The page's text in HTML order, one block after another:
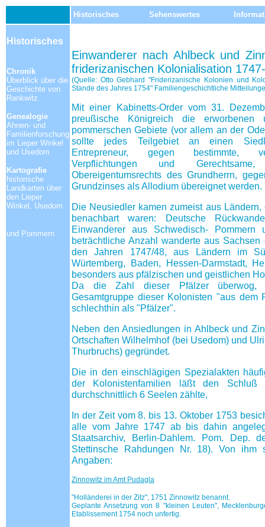
Historisches Sehenswertes
Historisches
Chronik
Überblick über die
Geschichte von
Rankwitz
Genealogie
Ahnen- und
Familienforschung
im Lieper Winkel
und Usedom
Kartografie
historische
Landkarten über
den Lieper
Winkel, Usedom
und Pommern
Einwanderer nach Ahlbeck und
friderizanischen Kolonialisation
(Quelle: Otto Gebhard "Friderizanische Kolonien und
Stande des Jahres 1754" Familiengeschichtliche
Mit einer Kabinetts-Order vom 31.
preußische Königreich die erworbenen
pommerschen Gebiete (vor allem an der
sollte jedes Teilgebiet an einen
Entrepreneur, gegen bestimmte,
Verpflichtungen und
Obereigentumsrechts des Grundherrn,
Grundzinses als Allodium übereignet werden.
Die Neusiedler kamen zumeist aus
benachbart waren: Deutsche
Einwanderer aus Schwedisch- Pommern
beträchtliche Anzahl wanderte aus
den Jahren 1747/48, aus Ländern im
Würtemberg, Baden, Hessen-Darmstadt,
besonders aus pfälzischen und geistlichen
Da die Zahl dieser Pfälzer überwog,
Gesamtgruppe dieser Kolonisten "aus dem
schlechthin als "Pfälzer".
Neben den Ansiedlungen in Ahlbeck und
Ortschaften Wilhelmhof (bei Usedom) und
Thurbruchs) gegründet.
Die in den einschlägigen Spezialakten
der Kolonistenfamilien läßt den
durchschnittlich 6 Seelen zählte,
In der Zeit vom 8. bis 13. Oktober 1753
alle vom Jahre 1747 ab bis dahin
Staatsarchiv, Berlin-Dahlem. Pom. Dep.
Stettinsche Rahdungen Nr. 18). Von ihm
Angaben:
Zinnowitz im Amt Pudagla
"Holländerei in der Zitz", 1751 Zinnowitz benannt.
Geplante Ansetzung von 8 "kleinen Leuten",
Etablissement 1754 noch unfertig.